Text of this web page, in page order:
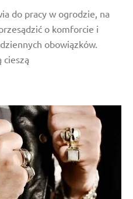
do pracy w ogrodzie, na
o komforcie i
obowiązków.
cieszą